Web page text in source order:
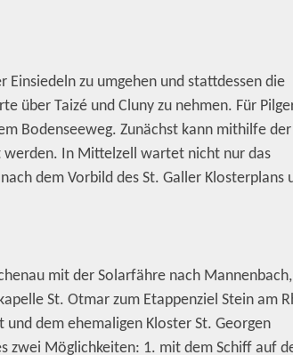
Einsiedeln zu umgehen und stattdessen die
über Taizé und Cluny zu nehmen. Für
Bodenseeweg. Zunächst kann mithilfe der
werden. In Mittelzell wartet nicht nur das
dem Vorbild des St. Galler Klosterplans
mit der Solarfähre nach
St. Otmar zum Etappenziel Stein am
dem ehemaligen Kloster St. Georgen
zwei Möglichkeiten: 1. mit dem Schiff auf